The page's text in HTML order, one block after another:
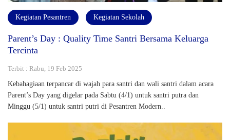
Kegiatan Pesantren Kegiatan Sekolah
Parent’s Day : Quality Time Santri Bersama Keluarga
Tercinta
Terbit : Rabu, 19 Feb 2025
Kebahagiaan terpancar di wajah para santri dan wali santri dalam acara
Parent’s Day yang digelar pada Sabtu (4/1) untuk santri putra dan
Minggu (5/1) untuk santri putri di Pesantren Modern..